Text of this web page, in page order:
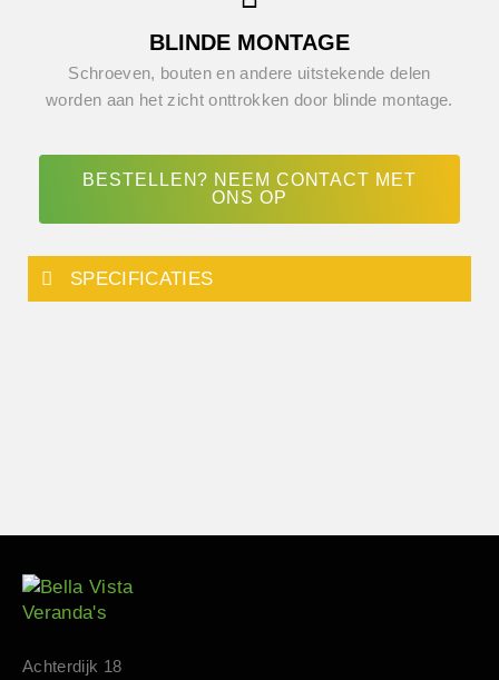
BLINDE MONTAGE
Schroeven, bouten en andere uitstekende delen
worden aan het zicht onttrokken door blinde montage.
BESTELLEN? NEEM CONTACT MET
ONS OP
SPECIFICATIES
Achterdijk 18